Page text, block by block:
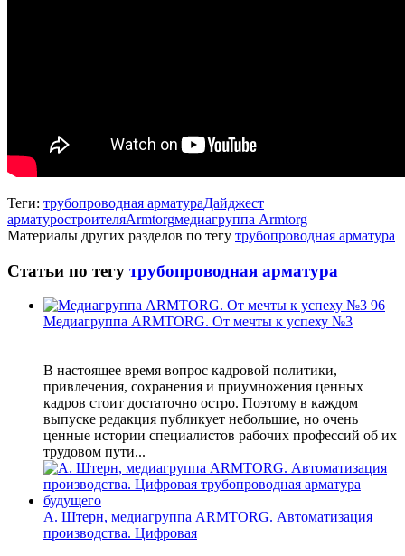
Теги: трубопроводная арматураДайджест
арматуростроителяArmtorgмедиагруппа Armtorg
Материалы других разделов по тегу трубопроводная арматура
Статьи по тегу трубопроводная арматура
Медиагруппа ARMTORG. От мечты к успеху №3
В настоящее время вопрос кадровой политики,
привлечения, сохранения и приумножения ценных
кадров стоит достаточно остро. Поэтому в каждом
выпуске редакция публикует небольшие, но очень
ценные истории специалистов рабочих профессий об их
трудовом пути...
А. Штерн, медиагруппа ARMTORG. Автоматизация
производства. Цифровая